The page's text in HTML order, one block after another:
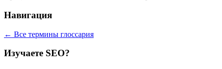
Навигация
← Все термины глоссария
Изучаете SEO?